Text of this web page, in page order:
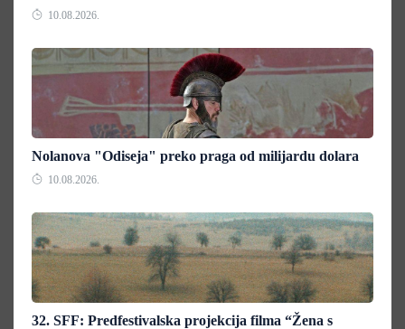
10.08.2026.
Nolanova "Odiseja" preko praga od milijardu dolara
10.08.2026.
32. SFF: Predfestivalska projekcija filma “Žena s